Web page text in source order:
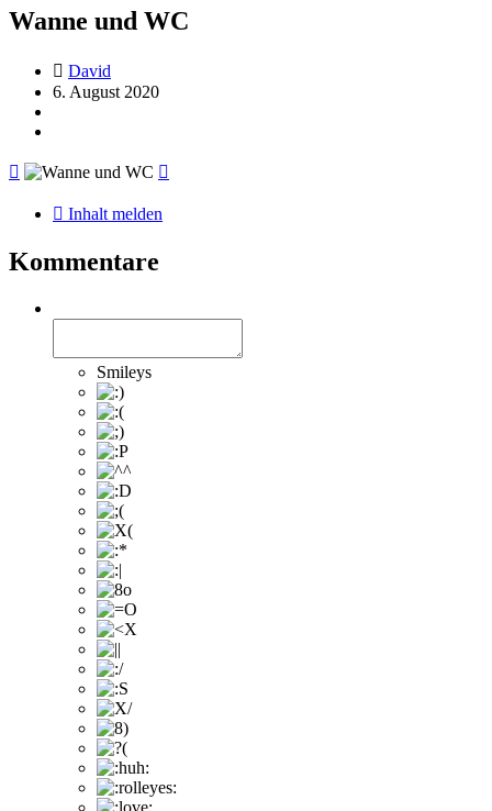
Wanne und WC
David
6. August 2020
Inhalt melden
Kommentare
Smileys